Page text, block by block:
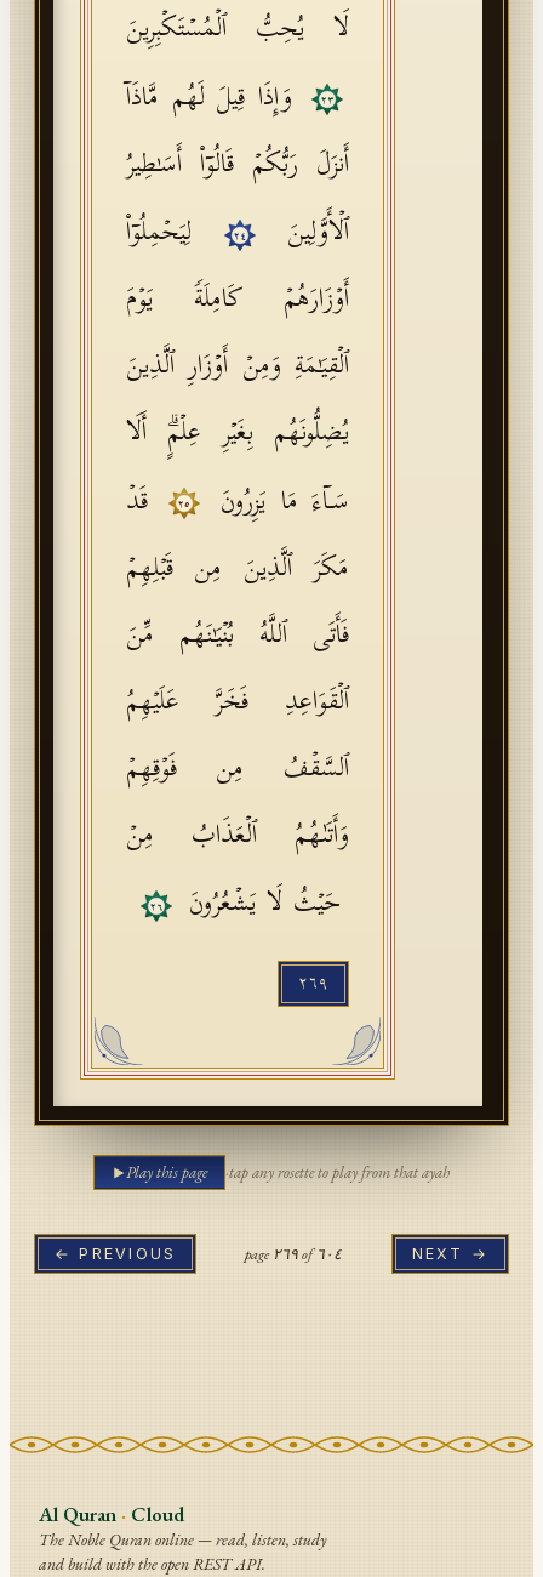
لَا یُحِبُّ ٱلۡمُسۡتَكۡبِرِینَ
٢٣
وَإِذَا قِیلَ لَهُم مَّاذَاۤ
أَنزَلَ رَبُّكُمۡ قَالُوۤا۟ أَسَـٰطِیرُ
ٱلۡأَوَّلِینَ
٢٤
لِیَحۡمِلُوۤا۟
أَوۡزَارَهُمۡ كَامِلَةࣰ یَوۡمَ
ٱلۡقِیَـٰمَةِ وَمِنۡ أَوۡزَارِ ٱلَّذِینَ
یُضِلُّونَهُم بِغَیۡرِ عِلۡمٍۗ أَلَا
سَاۤءَ مَا یَزِرُونَ
٢٥
قَدۡ
مَكَرَ ٱلَّذِینَ مِن قَبۡلِهِمۡ
فَأَتَى ٱللَّهُ بُنۡیَـٰنَهُم مِّنَ
ٱلۡقَوَاعِدِ فَخَرَّ عَلَیۡهِمُ
ٱلسَّقۡفُ مِن فَوۡقِهِمۡ
وَأَتَىٰهُمُ ٱلۡعَذَابُ مِنۡ
حَیۡثُ لَا یَشۡعُرُونَ
٢٦
٢٦٩
Play this page ·tap any rosette to play from that ayah
← PREVIOUS page ٢٦٩of٦٠٤ NEXT →
Al Quran · Cloud
The Noble Quran online — read, listen, study
and build with the open REST API.